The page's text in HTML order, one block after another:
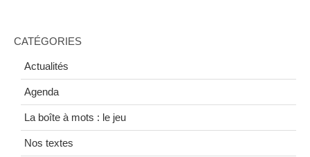
CATÉGORIES
Actualités
Agenda
La boîte à mots : le jeu
Nos textes